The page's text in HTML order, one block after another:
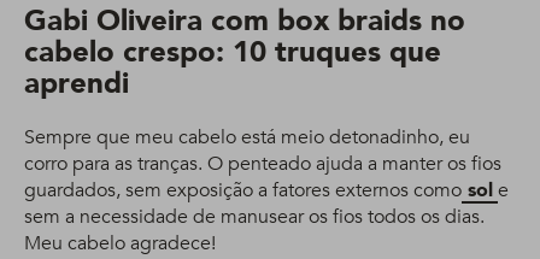
Gabi Oliveira com box braids no
cabelo crespo: 10 truques que
aprendi
Sempre que meu cabelo está meio detonadinho, eu
corro para as tranças. O penteado ajuda a manter os fios
guardados, sem exposição a fatores externos como sole
sem a necessidade de manusear os fios todos os dias.
Meu cabelo agradece!